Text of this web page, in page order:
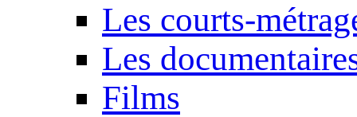
Les courts-
Les
Films